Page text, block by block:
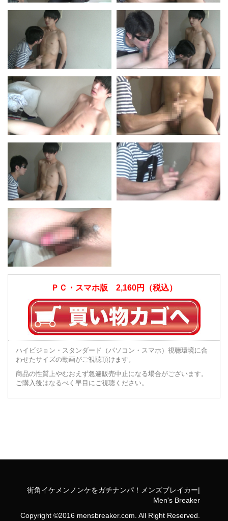
ＰＣ・スマホ版 2,160円（税込）
ハイビジョン・スタンダード（パソコン・スマホ）視聴環境に合
わせたサイズの動画がご視聴頂けます。
商品の性質上やむおえず急遽販売中止になる場合がございます。
ご購入後はなるべく早目にご視聴ください。
街角イケメンノンケをガチナンパ！メンズブレイカー|
Men's Breaker
Copyright ©2016 mensbreaker.com. All Right Reserved.